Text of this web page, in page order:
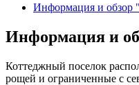
Информация и обзор
Информация и
Коттеджный поселок
рощей и ограниченные с